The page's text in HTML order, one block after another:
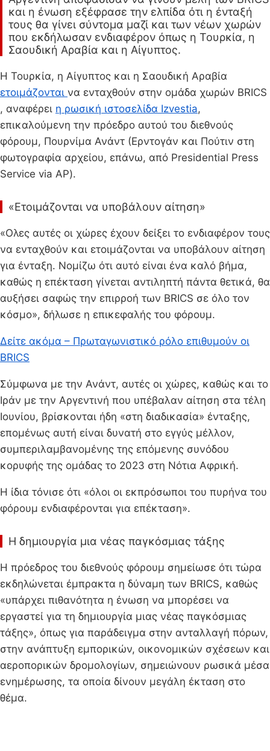
και η ένωση εξέφρασε την ελπίδα ότι η ένταξή
τους θα γίνει σύντομα μαζί και των νέων χωρών
που εκδήλωσαν ενδιαφέρον όπως η Τουρκία, η
Σαουδική Αραβία και η Αίγυπτος.
Η Τουρκία, η Αίγυπτος και η Σαουδική Αραβία
ετοιμάζονται να ενταχθούν στην ομάδα χωρών BRICS
, αναφέρει η ρωσική ιστοσελίδα Izvestia,
επικαλούμενη την πρόεδρο αυτού του διεθνούς
φόρουμ, Πουρνίμα Ανάντ (Ερντογάν και Πούτιν στη
φωτογραφία αρχείου, επάνω, από Presidential Press
Service via AP).
«Ετοιμάζονται να υποβάλουν αίτηση»
«Ολες αυτές οι χώρες έχουν δείξει το ενδιαφέρον τους
να ενταχθούν και ετοιμάζονται να υποβάλουν αίτηση
για ένταξη. Νομίζω ότι αυτό είναι ένα καλό βήμα,
καθώς η επέκταση γίνεται αντιληπτή πάντα θετικά, θα
αυξήσει σαφώς την επιρροή των BRICS σε όλο τον
κόσμο», δήλωσε η επικεφαλής του φόρουμ.
Δείτε ακόμα – Πρωταγωνιστικό ρόλο επιθυμούν οι
BRICS
Σύμφωνα με την Ανάντ, αυτές οι χώρες, καθώς και το
Ιράν με την Αργεντινή που υπέβαλαν αίτηση στα τέλη
Ιουνίου, βρίσκονται ήδη «στη διαδικασία» ένταξης,
επομένως αυτή είναι δυνατή στο εγγύς μέλλον,
συμπεριλαμβανομένης της επόμενης συνόδου
κορυφής της ομάδας το 2023 στη Νότια Αφρική.
Η ίδια τόνισε ότι «όλοι οι εκπρόσωποι του πυρήνα του
φόρουμ ενδιαφέρονται για επέκταση».
Η δημιουργία μια νέας παγκόσμιας τάξης
Η πρόεδρος του διεθνούς φόρουμ σημείωσε ότι τώρα
εκδηλώνεται έμπρακτα η δύναμη των BRICS, καθώς
«υπάρχει πιθανότητα η ένωση να μπορέσει να
εργαστεί για τη δημιουργία μιας νέας παγκόσμιας
τάξης», όπως για παράδειγμα στην ανταλλαγή πόρων,
στην ανάπτυξη εμπορικών, οικονομικών σχέσεων και
αεροπορικών δρομολογίων, σημειώνουν ρωσικά μέσα
ενημέρωσης, τα οποία δίνουν μεγάλη έκταση στο
θέμα.